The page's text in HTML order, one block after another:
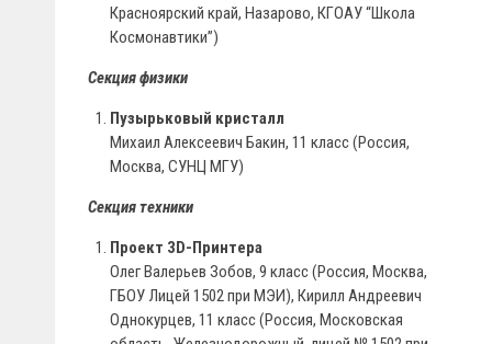
Красноярский край, Назарово, КГОАУ “Школа
Космонавтики”)
Секция физики
Пузырьковый кристалл
Михаил Алексеевич Бакин, 11 класс (Россия,
Москва, СУНЦ МГУ)
Секция техники
Проект 3D-Принтера
Олег Валерьев Зобов, 9 класс (Россия, Москва,
ГБОУ Лицей 1502 при МЭИ), Кирилл Андреевич
Однокурцев, 11 класс (Россия, Московская